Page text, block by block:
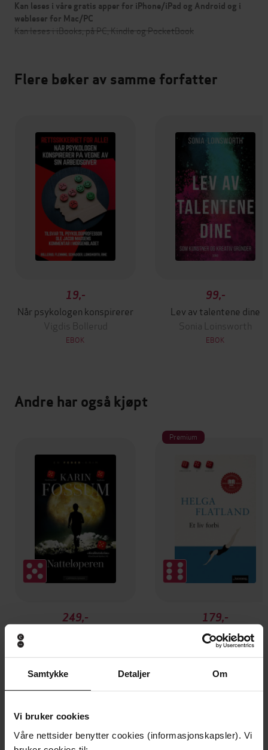
Samtykke Detaljer Om
Vi bruker cookies
Våre nettsider benytter cookies (informasjonskapsler). Vi
Kan leses i våre gratis apper for iPhone/iPad og Android og i
webleser for Mac/PC
Kan leses i iBooks, på PC, Kindle og PocketBook
Flere bøker av samme forfatter
19,-
Når psykologen konspirerer
Vigdis Bollerud
EBOK
99,-
Lev av talentene dine
Sonia Loinsworth
EBOK
Andre har også kjøpt
249,-
Premium
179,-
Et liv forbi
Helga Flatland
Forfattere